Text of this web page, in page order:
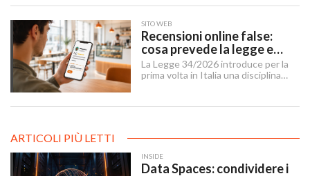
SITO WEB
Recensioni online false:
cosa prevede la legge e
cosa possono fare le
imprese
La Legge 34/2026 introduce per la
prima volta in Italia una disciplina
ristorazione e del turismo.
ARTICOLI PIÙ LETTI
INSIDE
Data Spaces: condividere i